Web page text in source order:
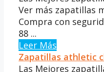
Ver más zapatillas
Compra con
88 ...
Leer Más
Zapatillas athletic
Las Mejores